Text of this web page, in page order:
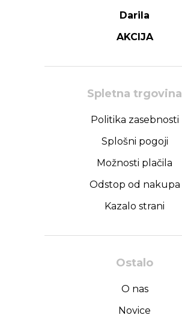
Darila
AKCIJA
Spletna trgovina
Politika zasebnosti
Splošni pogoji
Možnosti plačila
Odstop od nakupa
Kazalo strani
Ostalo
O nas
Novice